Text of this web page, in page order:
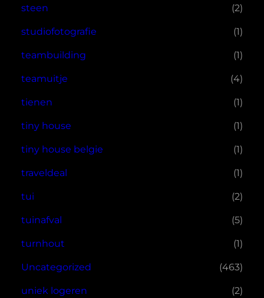
steen (2)
studiofotografie (1)
teambuilding (1)
teamuitje (4)
tienen (1)
tiny house (1)
tiny house belgie (1)
traveldeal (1)
tui (2)
tuinafval (5)
turnhout (1)
Uncategorized (463)
uniek logeren (2)